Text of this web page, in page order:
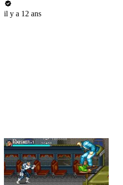
il y a 12 ans